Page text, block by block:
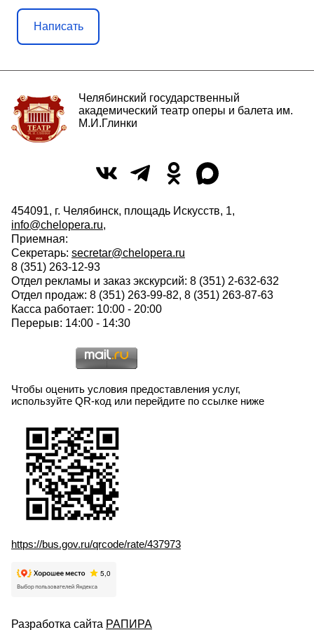
Написать
Челябинский государственный
академический театр оперы и балета им.
М.И.Глинки
454091, г. Челябинск, площадь Искусств, 1,
info@chelopera.ru,
Приемная:
Секретарь: secretar@chelopera.ru
8 (351) 263-12-93
Отдел рекламы и заказ экскурсий: 8 (351) 2-632-632
Отдел продаж: 8 (351) 263-99-82, 8 (351) 263-87-63
Касса работает: 10:00 - 20:00
Перерыв: 14:00 - 14:30
Чтобы оценить условия предоставления услуг,
используйте QR-код или перейдите по ссылке ниже
https://bus.gov.ru/qrcode/rate/437973
Разработка сайта РАПИРА